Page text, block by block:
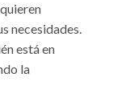
necesidades.
está en
la